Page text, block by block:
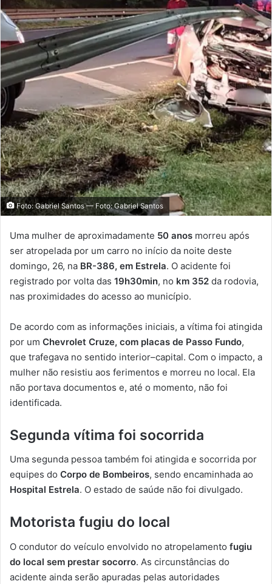
Foto: Gabriel Santos — Foto: Gabriel Santos
Uma mulher de aproximadamente 50 anos morreu após
ser atropelada por um carro no início da noite deste
domingo, 26, na BR-386, em Estrela. O acidente foi
registrado por volta das 19h30min, no km 352 da rodovia,
nas proximidades do acesso ao município.
De acordo com as informações iniciais, a vítima foi atingida
por um Chevrolet Cruze, com placas de Passo Fundo,
que trafegava no sentido interior–capital. Com o impacto, a
mulher não resistiu aos ferimentos e morreu no local. Ela
não portava documentos e, até o momento, não foi
identificada.
Segunda vítima foi socorrida
Uma segunda pessoa também foi atingida e socorrida por
equipes do Corpo de Bombeiros, sendo encaminhada ao
Hospital Estrela. O estado de saúde não foi divulgado.
Motorista fugiu do local
O condutor do veículo envolvido no atropelamento fugiu
do local sem prestar socorro. As circunstâncias do
acidente ainda serão apuradas pelas autoridades